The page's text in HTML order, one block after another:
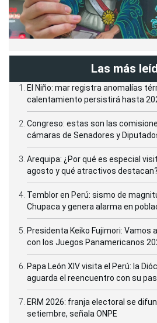
Las más
El Niño: mar registra anomalías
calentamiento persistirá hasta
Congreso: estas son las
cámaras de Senadores y
Arequipa: ¿Por qué es especial
agosto y qué atractivos destacan?
Temblor en Perú: sismo de
Chupaca y genera alarma en
Presidenta Keiko Fujimori: Vamos
con los Juegos Panamericanos
Papa León XIV visita el Perú: la
aguarda el reencuentro con su
ERM 2026: franja electoral se
setiembre, señala ONPE